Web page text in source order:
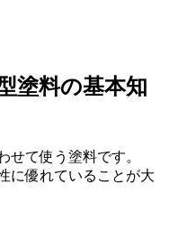
塗料の基本知
せて使う塗料です。
に優れていることが大